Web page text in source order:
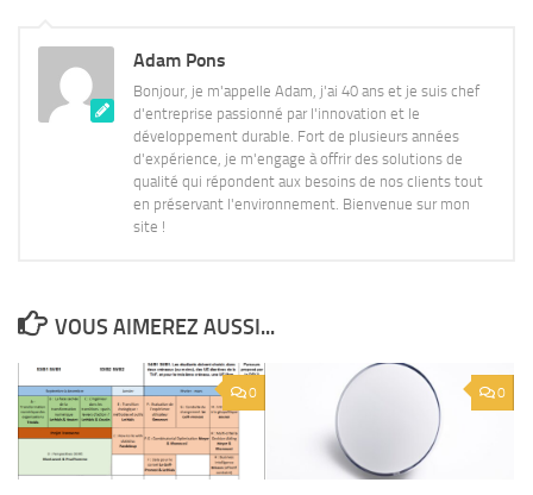
Adam Pons
Bonjour, je m'appelle Adam, j'ai 40 ans et je suis chef
d'entreprise passionné par l'innovation et le
développement durable. Fort de plusieurs années
d'expérience, je m'engage à offrir des solutions de
qualité qui répondent aux besoins de nos clients tout
en préservant l'environnement. Bienvenue sur mon
site !
VOUS AIMEREZ AUSSI...
0 0